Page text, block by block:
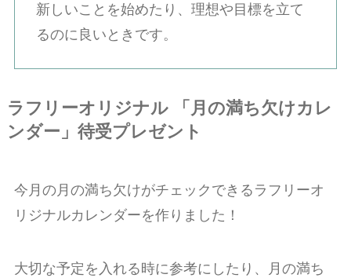
新しいことを始めたり、理想や目標を立て
るのに良いときです。
ラフリーオリジナル 「月の満ち欠けカレ
ンダー 」待受プレゼント
今月の月の満ち欠けがチェックできるラフリーオ
リジナルカレンダーを作りました！
大切な予定を入れる時に参考にしたり、月の満ち